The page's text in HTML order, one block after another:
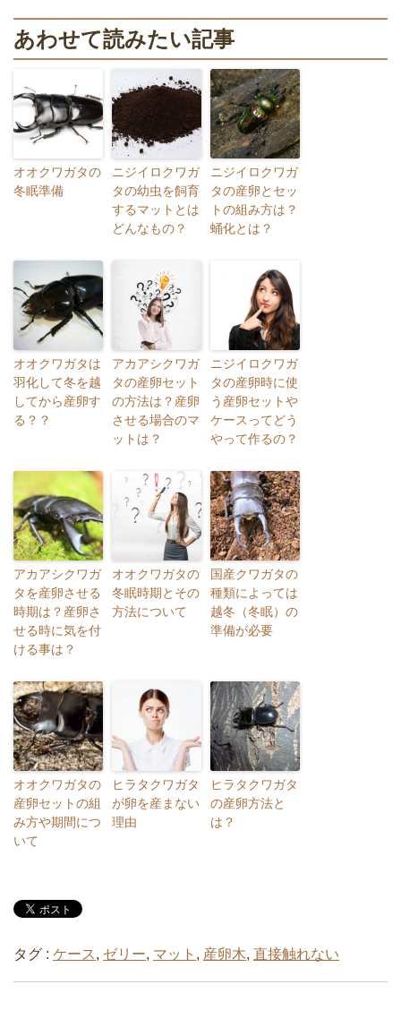
あわせて読みたい記事
オオクワガタの
冬眠準備
ニジイロクワガ
タの幼虫を飼育
するマットとは
どんなもの？
ニジイロクワガ
タの産卵とセッ
トの組み方は？
蛹化とは？
オオクワガタは
羽化して冬を越
してから産卵す
る？？
アカアシクワガ
タの産卵セット
の方法は？産卵
させる場合のマ
ットは？
ニジイロクワガ
タの産卵時に使
う産卵セットや
ケースってどう
やって作るの？
アカアシクワガ
タを産卵させる
時期は？産卵さ
せる時に気を付
ける事は？
オオクワガタの
冬眠時期とその
方法について
国産クワガタの
種類によっては
越冬（冬眠）の
準備が必要
オオクワガタの
産卵セットの組
み方や期間につ
いて
ヒラタクワガタ
が卵を産まない
理由
ヒラタクワガタ
の産卵方法と
は？
タグ : ケース , ゼリー, マット , 産卵木, 直接触れない